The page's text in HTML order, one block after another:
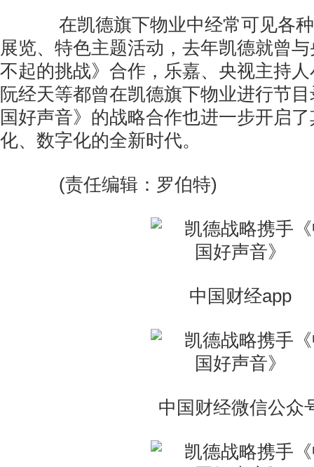
在凯德旗下物业中经常可见各种
展览、特色主题活动，去年凯德就曾
不起的挑战》合作，乐嘉、央视主持
阮经天等都曾在凯德旗下物业进行节
国好声音》的战略合作也进一步开启
化、数字化的全新时代。
(责任编辑：罗伯特)
中国财经app
中国财经微信公众